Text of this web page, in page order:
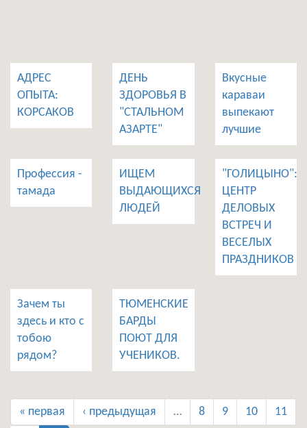
АДРЕС
ОПЫТА:
КОРСАКОВ
ДЕНЬ
ЗДОРОВЬЯ В
"СТАЛЬНОМ
АЗАРТЕ"
Вкусные
караваи
выпекают
лучшие
Профессия -
тамада
ИЩЕМ
ВЫДАЮЩИХСЯ
ЛЮДЕЙ
"ГОЛИЦЫНО":
ЦЕНТР
ДЕЛОВЫХ
ВСТРЕЧ И
ВЕСЕЛЫХ
ПРАЗДНИКОВ
Зачем ты
здесь и кто с
тобою
рядом?
ТЮМЕНСКИЕ
БАРДЫ
ПОЮТ ДЛЯ
УЧЕНИКОВ.
« первая ‹ предыдущая … 8 9 10 11